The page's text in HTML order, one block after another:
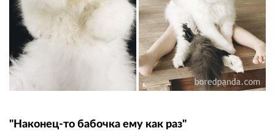
"Наконец-то бабочка ему как раз"